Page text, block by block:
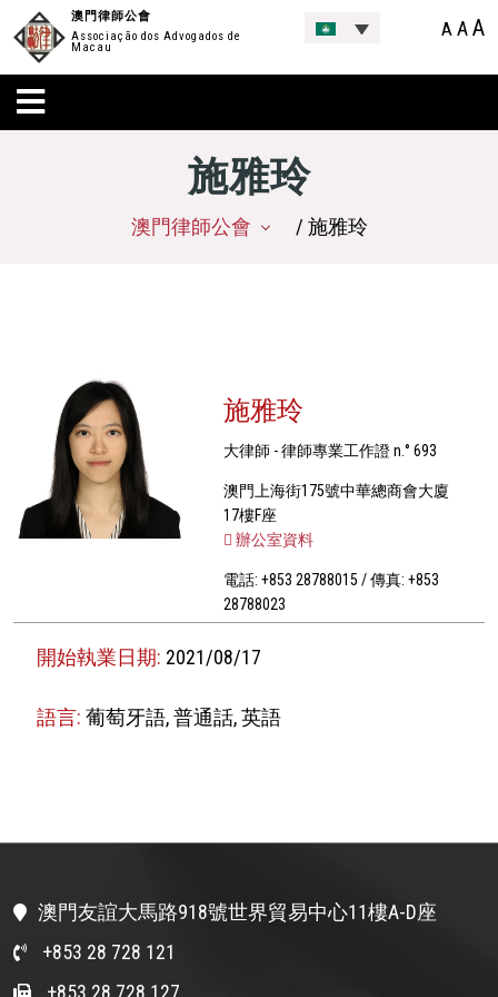
澳門律師公會
Associação dos Advogados de
Macau
A AA
施雅玲
澳門律師公會 / 施雅玲
施雅玲
大律師 - 律師專業工作證 n.° 693
澳門上海街175號中華總商會大廈
17樓F座
辦公室資料
電話: +853 28788015 / 傳真: +853
28788023
開始執業日期: 2021/08/17
語言:葡萄牙語, 普通話, 英語
澳門友誼大馬路918號世界貿易中心11樓A-D座
+853 28 728 121
+853 28 728 127